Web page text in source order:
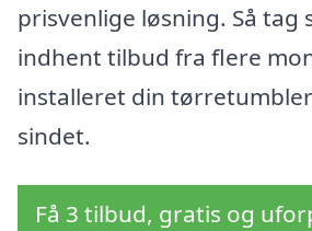
prisvenlige løsning. Så tag
indhent tilbud fra flere
installeret din
sindet.
Få 3 tilbud, gratis og